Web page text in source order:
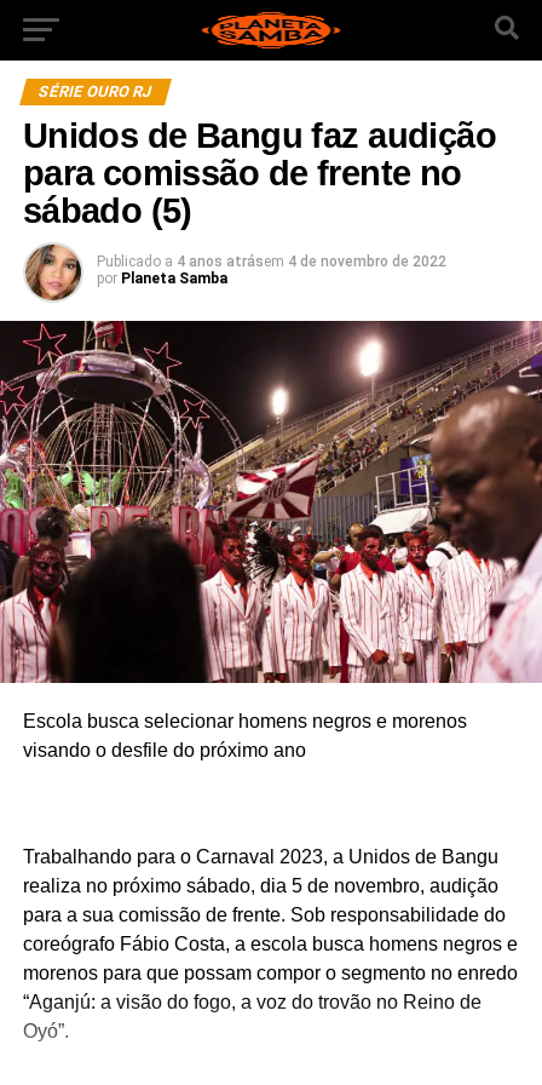
SÉRIE OURO RJ
Unidos de Bangu faz audição
para comissão de frente no
sábado (5)
Publicado a 4 anos atrásem 4 de novembro de 2022
por Planeta Samba
Escola busca selecionar homens negros e morenos
visando o desfile do próximo ano
Trabalhando para o Carnaval 2023, a Unidos de Bangu
realiza no próximo sábado, dia 5 de novembro, audição
para a sua comissão de frente. Sob responsabilidade do
coreógrafo Fábio Costa, a escola busca homens negros e
morenos para que possam compor o segmento no enredo
“Aganjú: a visão do fogo, a voz do trovão no Reino de
Oyó”.